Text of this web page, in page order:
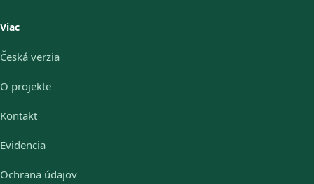
Viac
Česká verzia
O projekte
Kontakt
Evidencia
Ochrana údajov